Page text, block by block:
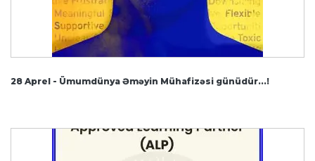
28 Aprel - Ümumdünya Əməyin Mühafizəsi günüdür...!